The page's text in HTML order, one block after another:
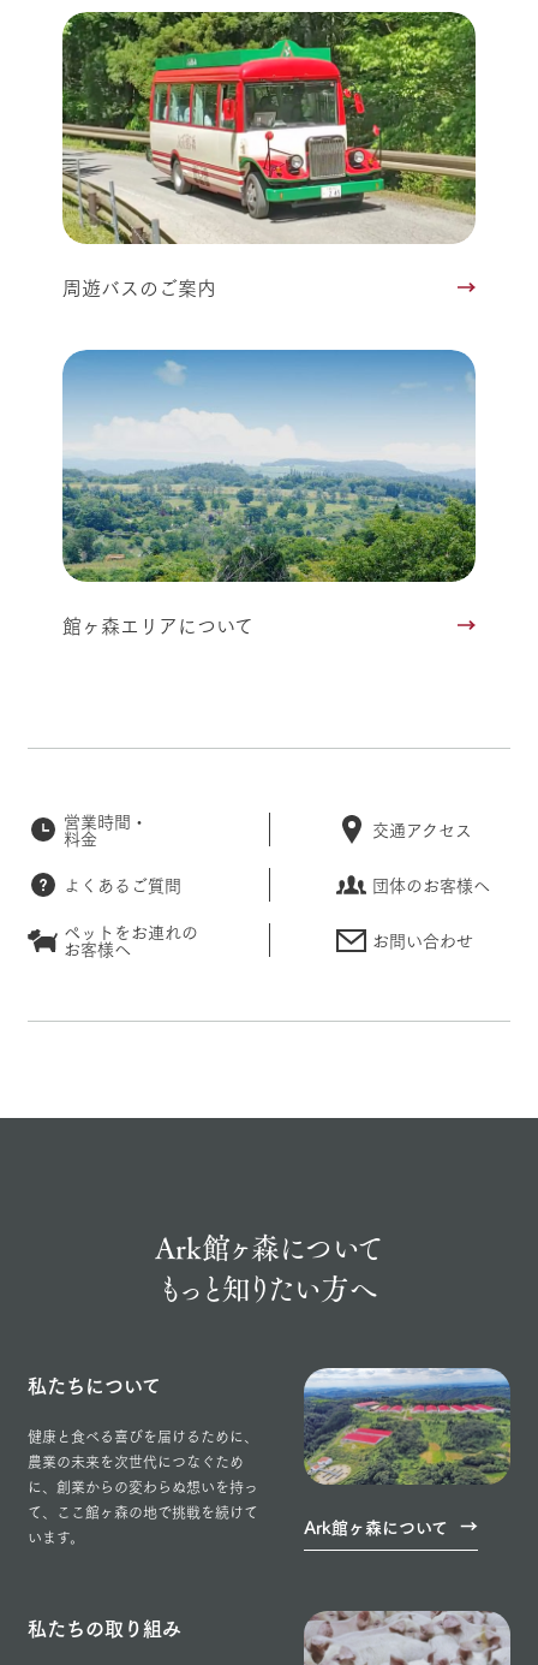
周遊バスのご案内
館ヶ森エリアについて
営業時間・
料金 交通アクセス
よくあるご質問
団体のお客様へ
ペットをお連れの
お客様へ お問い合わせ
Ark館ヶ森について
もっと知りたい方へ
Ark館ヶ森について
私たちについて
健康と食べる喜びを届けるために、
農業の未来を次世代につなぐため
に、創業からの変わらぬ想いを持っ
て、ここ館ヶ森の地で挑戦を続けて
います。
私たちの取り組み